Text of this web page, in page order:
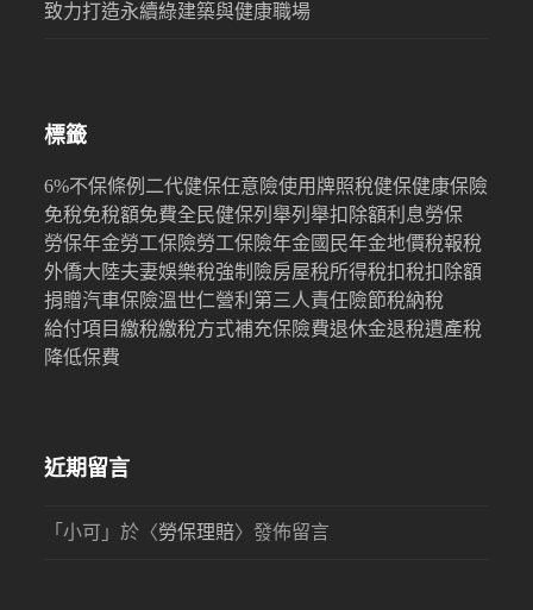
致力打造永續綠建築與健康職場
標籤
6%不保條例 二代健保任意險使用牌照稅健保健康保險
免稅免稅額免費全民健保列舉列舉扣除額利息勞保
勞保年金勞工保險勞工保險年金國民年金地價稅報稅
外僑大陸夫妻娛樂稅強制險房屋稅所得稅扣稅扣除額
捐贈汽車保險溫世仁營利 第三人責任險節稅納稅
給付項目繳稅繳稅方式補充保險費退休金退稅遺產稅
降低保費
近期留言
「小可 」於〈勞保理賠〉發佈留言